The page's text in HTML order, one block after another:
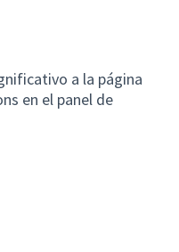
a la página
en el panel de